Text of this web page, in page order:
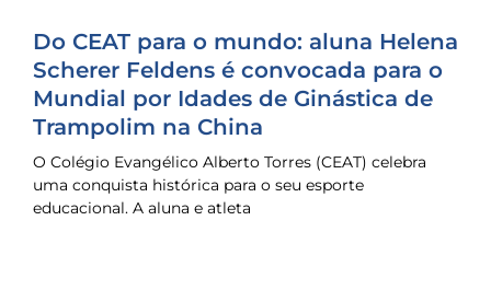
Do CEAT para o mundo: aluna Helena
Scherer Feldens é convocada para o
Mundial por Idades de Ginástica de
Trampolim na China
O Colégio Evangélico Alberto Torres (CEAT) celebra
uma conquista histórica para o seu esporte
educacional. A aluna e atleta